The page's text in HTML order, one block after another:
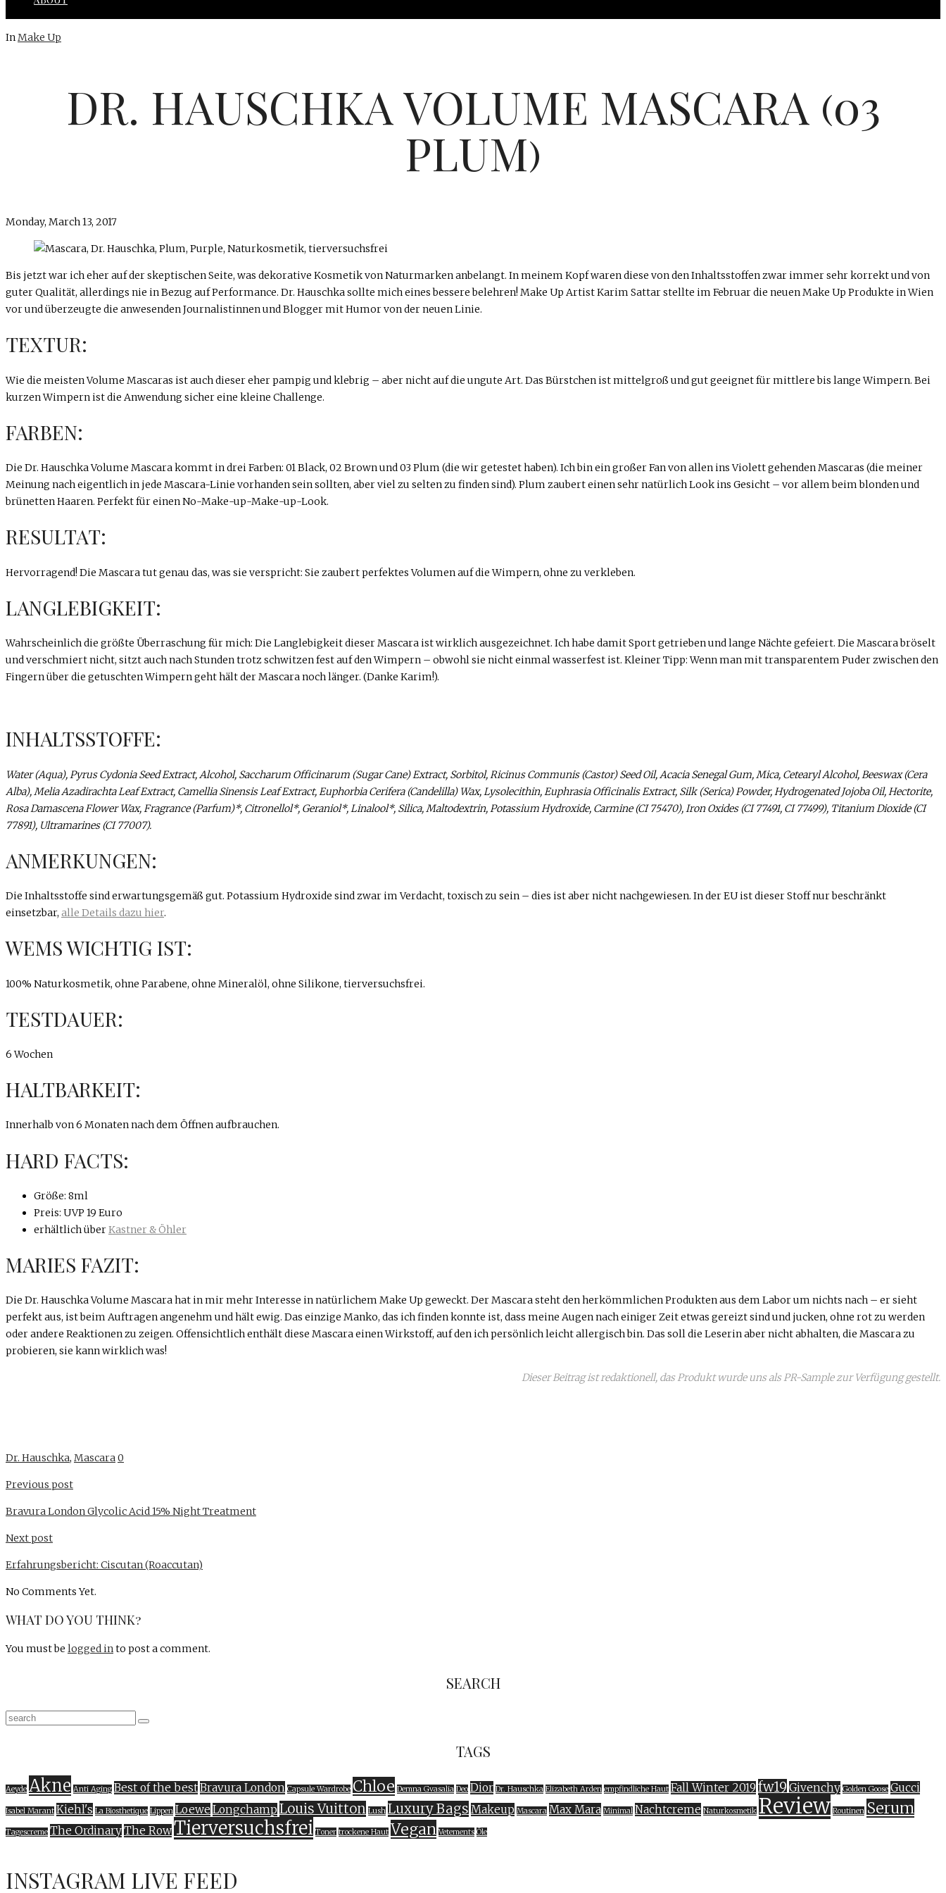
InMake Up
DR. HAUSCHKA VOLUME MASCARA (03
PLUM)
Monday, March 13, 2017
Bis jetzt war ich eher auf der skeptischen Seite, was dekorative Kosmetik von Naturmarken anbelangt. In meinem Kopf waren diese von den Inhaltsstoffen zwar immer sehr korrekt und von
guter Qualität, allerdings nie in Bezug auf Performance. Dr. Hauschka sollte mich eines bessere belehren! Make Up Artist Karim Sattar stellte im Februar die neuen Make Up Produkte in Wien
vor und überzeugte die anwesenden Journalistinnen und Blogger mit Humor von der neuen Linie.
TEXTUR:
Wie die meisten Volume Mascaras ist auch dieser eher pampig und klebrig – aber nicht auf die ungute Art. Das Bürstchen ist mittelgroß und gut geeignet für mittlere bis lange Wimpern. Bei
kurzen Wimpern ist die Anwendung sicher eine kleine Challenge.
FARBEN:
Die Dr. Hauschka Volume Mascara kommt in drei Farben: 01 Black, 02 Brown und 03 Plum (die wir getestet haben). Ich bin ein großer Fan von allen ins Violett gehenden Mascaras (die meiner
Meinung nach eigentlich in jede Mascara-Linie vorhanden sein sollten, aber viel zu selten zu finden sind). Plum zaubert einen sehr natürlich Look ins Gesicht – vor allem beim blonden und
brünetten Haaren. Perfekt für einen No-Make-up-Make-up-Look.
RESULTAT:
Hervorragend! Die Mascara tut genau das, was sie verspricht: Sie zaubert perfektes Volumen auf die Wimpern, ohne zu verkleben.
LANGLEBIGKEIT:
Wahrscheinlich die größte Überraschung für mich: Die Langlebigkeit dieser Mascara ist wirklich ausgezeichnet. Ich habe damit Sport getrieben und lange Nächte gefeiert. Die Mascara bröselt
und verschmiert nicht, sitzt auch nach Stunden trotz schwitzen fest auf den Wimpern – obwohl sie nicht einmal wasserfest ist. Kleiner Tipp: Wenn man mit transparentem Puder zwischen den
Fingern über die getuschten Wimpern geht hält der Mascara noch länger. (Danke Karim!).
INHALTSSTOFFE:
Water (Aqua), Pyrus Cydonia Seed Extract, Alcohol, Saccharum Officinarum (Sugar Cane) Extract, Sorbitol, Ricinus Communis (Castor) Seed Oil, Acacia Senegal Gum, Mica, Cetearyl Alcohol, Beeswax (Cera
Alba), Melia Azadirachta Leaf Extract, Camellia Sinensis Leaf Extract, Euphorbia Cerifera (Candelilla) Wax, Lysolecithin, Euphrasia Officinalis Extract, Silk (Serica) Powder, Hydrogenated Jojoba Oil, Hectorite,
Rosa Damascena Flower Wax, Fragrance (Parfum)*, Citronellol*, Geraniol*, Linalool*, Silica, Maltodextrin, Potassium Hydroxide, Carmine (CI 75470), Iron Oxides (CI 77491, CI 77499), Titanium Dioxide (CI
77891), Ultramarines (CI 77007).
ANMERKUNGEN:
Die Inhaltsstoffe sind erwartungsgemäß gut. Potassium Hydroxide sind zwar im Verdacht, toxisch zu sein – dies ist aber nicht nachgewiesen. In der EU ist dieser Stoff nur beschränkt
einsetzbar, alle Details dazu hier.
WEMS WICHTIG IST:
100% Naturkosmetik, ohne Parabene, ohne Mineralöl, ohne Silikone, tierversuchsfrei.
TESTDAUER:
6 Wochen
HALTBARKEIT:
Innerhalb von 6 Monaten nach dem Öffnen aufbrauchen.
HARD FACTS:
Größe: 8ml
Preis: UVP 19 Euro
erhältlich überKastner & Öhler
MARIES FAZIT:
Die Dr. Hauschka Volume Mascara hat in mir mehr Interesse in natürlichem Make Up geweckt. Der Mascara steht den herkömmlichen Produkten aus dem Labor um nichts nach – er sieht
perfekt aus, ist beim Auftragen angenehm und hält ewig. Das einzige Manko, das ich finden konnte ist, dass meine Augen nach einiger Zeit etwas gereizt sind und jucken, ohne rot zu werden
oder andere Reaktionen zu zeigen. Offensichtlich enthält diese Mascara einen Wirkstoff, auf den ich persönlich leicht allergisch bin. Das soll die Leserin aber nicht abhalten, die Mascara zu
probieren, sie kann wirklich was!
Dieser Beitrag ist redaktionell, das Produkt wurde uns als PR-Sample zur Verfügung gestellt.
Dr. Hauschka, Mascara0
Previous post
Bravura London Glycolic Acid 15% Night Treatment
Next post
Erfahrungsbericht: Ciscutan (Roaccutan)
No Comments Yet.
WHAT DO YOU THINK?
You must be logged into post a comment.
SEARCH
TAGS
Aeyde Akne Anti Aging Best of the bestBravura London Capsule Wardrobe Chloe Demna Gvasalia Deo Dior Dr. Hauschka Elizabeth Arden empfindliche Haut Fall Winter 2019 fw19 Givenchy Golden Goose Gucci
Isabel Marant Kiehl's La Biosthetique Lippen Loewe Longchamp Louis Vuitton Lush Luxury Bags Makeup Mascara Max Mara Minimal Nachtcreme Naturkosmetik Review Routinen Serum
Tagescreme The OrdinaryThe RowTierversuchsfrei Toner trockene Haut Vegan Vetements Öle
INSTAGRAM LIVE FEED